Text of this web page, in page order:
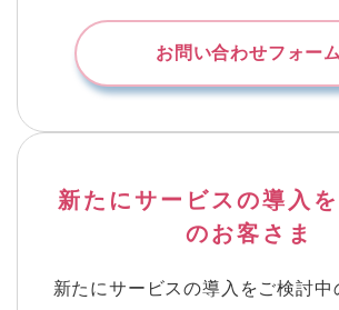
お問い合わせフォーム
新たにサービスの導入
のお客さま
新たにサービスの導入をご検討中